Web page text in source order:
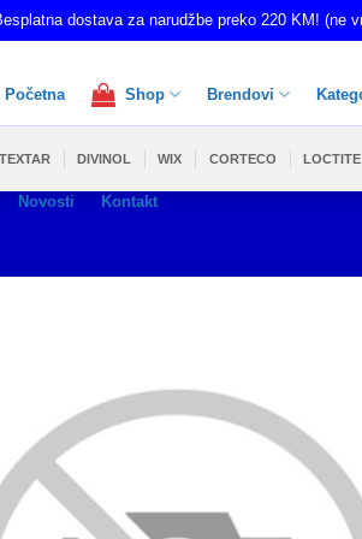
dostava za narudžbe preko 220 KM! (ne
Početna Shop Brendovi
Novosti Kontakt
TEXTAR DIVINOL WIX CORTECO LOCTITE